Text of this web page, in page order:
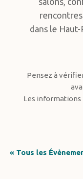
dans le
Pensez à
Les informations
« Tous les